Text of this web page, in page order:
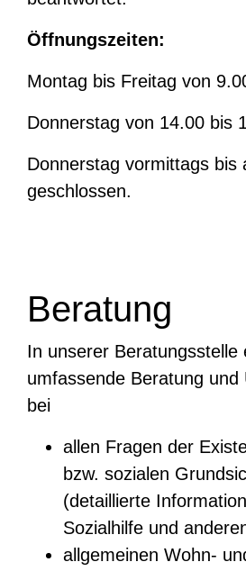
Öffnungszeiten:
Montag bis Freitag von
Donnerstag von 14.00 bis
Donnerstag vormittags bis
geschlossen.
Beratung
In unserer Beratungsstelle
umfassende Beratung und
bei
allen Fragen der
bzw. sozialen
(detaillierte
Sozialhilfe und
allgemeinen Wohn-